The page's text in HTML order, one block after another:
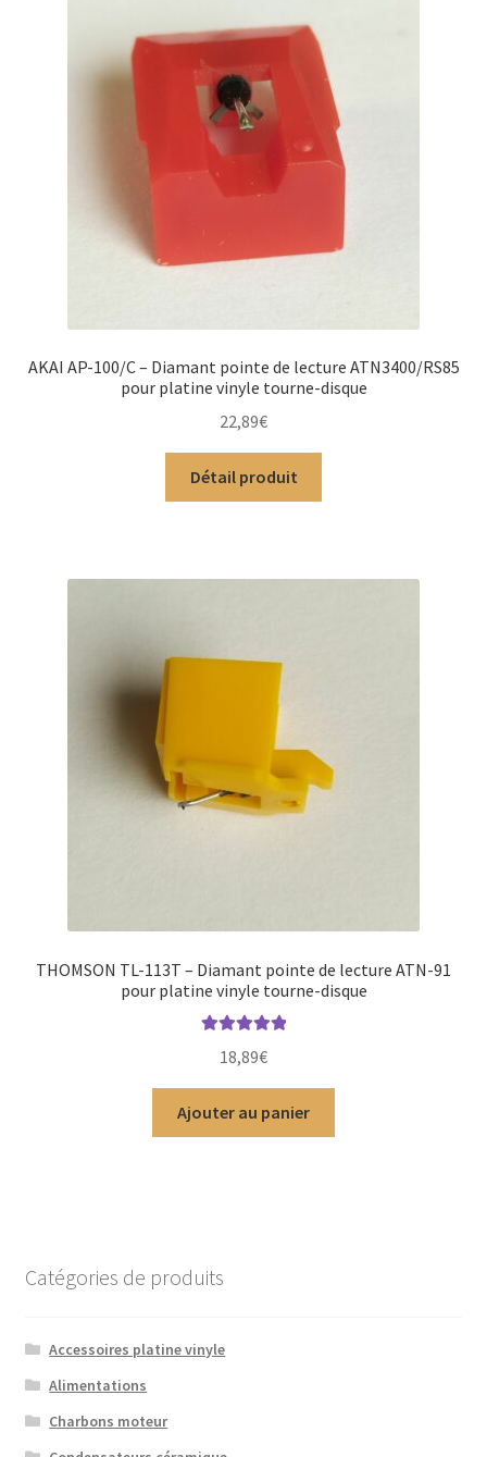
AKAI AP-100/C – Diamant pointe de lecture ATN3400/RS85
pour platine vinyle tourne-disque
22,89€
Détail produit
THOMSON TL-113T – Diamant pointe de lecture ATN-91
pour platine vinyle tourne-disque
5
18,89€
Ajouter au panier
Catégories de produits
Accessoires platine vinyle
Alimentations
Charbons moteur